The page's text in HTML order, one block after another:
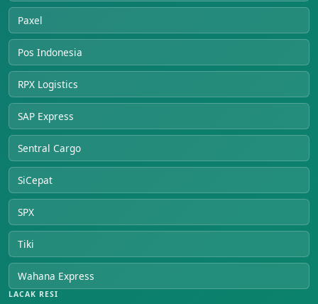
Paxel
Pos Indonesia
RPX Logistics
SAP Express
Sentral Cargo
SiCepat
SPX
Tiki
Wahana Express
LACAK RESI